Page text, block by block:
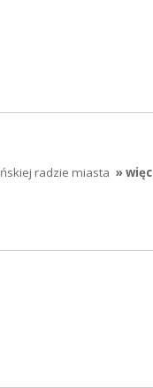
radzie miasta »